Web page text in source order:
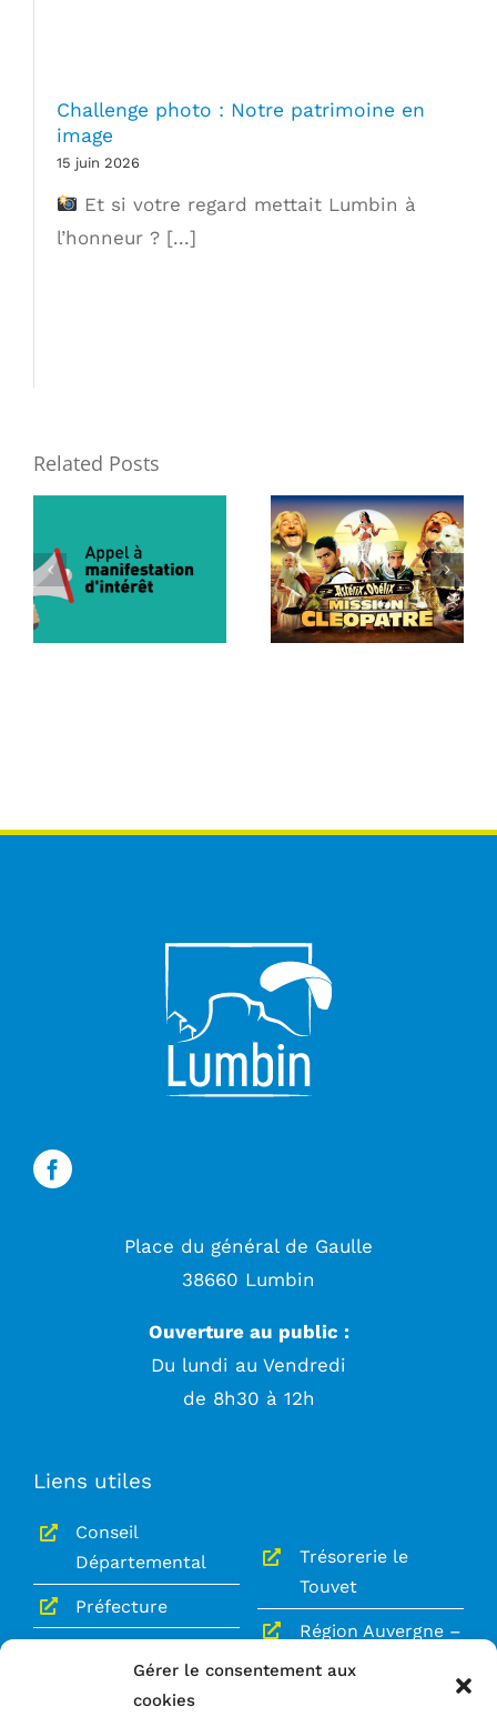
Gérer le consentement aux
cookies
Challenge photo : Notre patrimoine en
image
15 juin 2026
Et si votre regard mettait Lumbin à
l’honneur ? [...]
Related Posts
Place du général de Gaulle
38660 Lumbin
Ouverture au public :
Du lundi au Vendredi
de 8h30 à 12h
Liens utiles
Conseil
Départemental
Préfecture
Trésorerie le
Touvet
Région Auvergne –
Rhône-Alpes